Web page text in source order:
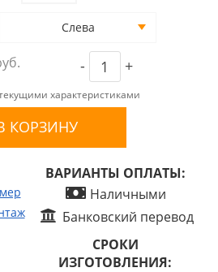
Слева
- +
характеристиками
ВАРИАНТЫ ОПЛАТЫ:
Наличными
Банковский перевод
СРОКИ
ИЗГОТОВЛЕНИЯ: